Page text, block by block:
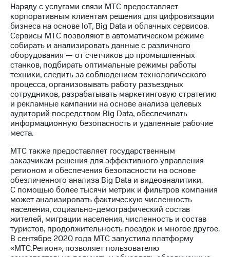
Наряду с услугами связи МТС предоставляет
корпоративным клиентам решения для цифровизации
бизнеса на основе IoT, Big Data и облачных сервисов.
Сервисы МТС позволяют в автоматическом режиме
собирать и анализировать данные с различного
оборудования — от счетчиков до промышленных
станков, подбирать оптимальные режимы работы
техники, следить за соблюдением технологического
процесса, организовывать работу разъездных
сотрудников, разрабатывать маркетинговую стратегию
и рекламные кампании на основе анализа целевых
аудиторий посредством Big Data, обеспечивать
информационную безопасность и удаленные рабочие
места.
МТС также предоставляет государственным
заказчикам решения для эффективного управления
регионом и обеспечения безопасности на основе
обезличенного анализа Big Data и видеоаналитики.
С помощью более тысячи метрик и фильтров компания
может анализировать фактическую численность
населения,социально-демографический состав
жителей, миграции населения, численность и состав
туристов, продолжительность поездок и многое другое.
В сентябре 2020 года МТС запустила платформу
«МТС.Регион», позволяет пользователю